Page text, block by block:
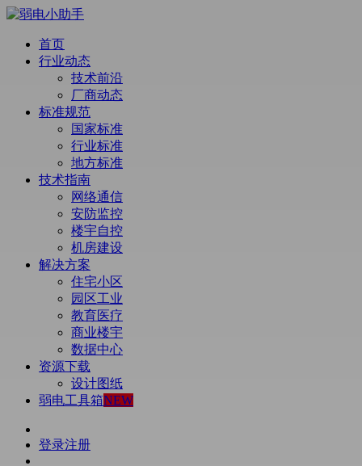
首页
行业动态
技术前沿
厂商动态
标准规范
国家标准
行业标准
地方标准
技术指南
网络通信
安防监控
楼宇自控
机房建设
解决方案
住宅小区
园区工业
教育医疗
商业楼宇
数据中心
资源下载
设计图纸
弱电工具箱NEW
登录注册